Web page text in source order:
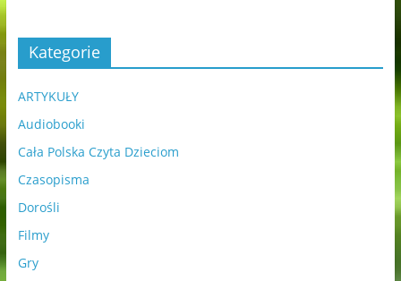
Kategorie
ARTYKUŁY
Audiobooki
Cała Polska Czyta Dzieciom
Czasopisma
Dorośli
Filmy
Gry